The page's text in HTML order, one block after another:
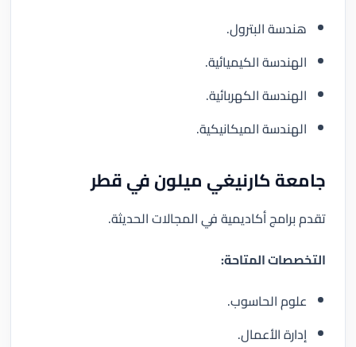
هندسة البترول.
الهندسة الكيميائية.
الهندسة الكهربائية.
الهندسة الميكانيكية.
جامعة كارنيغي ميلون في قطر
تقدم برامج أكاديمية في المجالات الحديثة.
التخصصات المتاحة:
علوم الحاسوب.
إدارة الأعمال.